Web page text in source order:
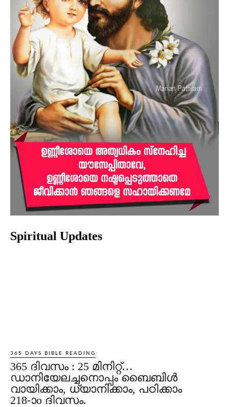
Spiritual Updates
365 DAYS BIBLE READING
365 ദിവസം : 25 മിനിറ്റ്…
ഡാനിയേലച്ചനൊപ്പം ബൈബിൾ
വായിക്കാം, ധ്യാനിക്കാം, പഠിക്കാം
218-ാo ദിവസം.